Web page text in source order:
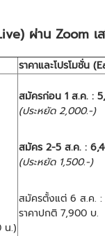
ผ่าน Zoom เ
ราคาและโปรโมชั่น
น.)
สมัครก่อน 1 ส.ค. :
(ประหยัด 2,000.-)
สมัคร 2-5 ส.ค. :
(ประหยัด 1,500.-)
สมัครตั้งแต่ 6 ส.ค. :
ราคาปกติ 7,900 บ.